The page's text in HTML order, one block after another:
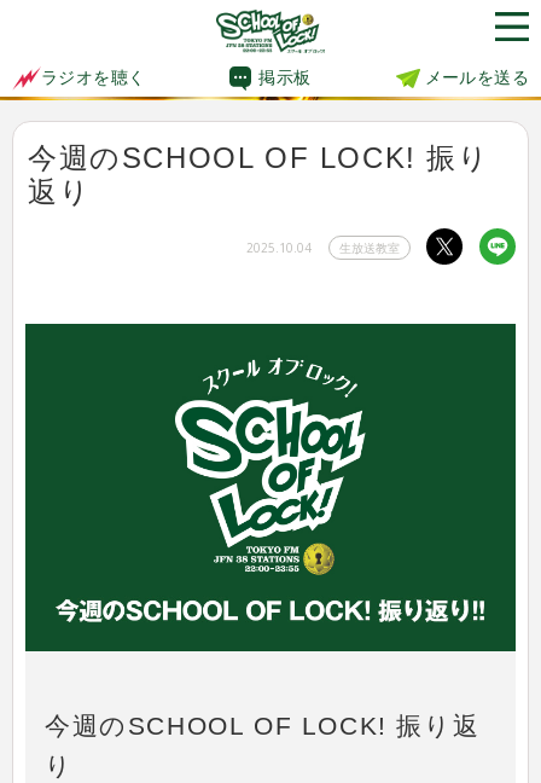
ラジオを聴く 掲示板 メールを送る
今週のSCHOOL OF LOCK! 振り
返り
2025.10.04 生放送教室
今週のSCHOOL OF LOCK! 振り返
り